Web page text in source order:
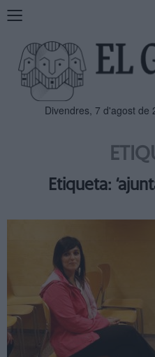
Mostra
navegació
Divendres, 7 d'agost de
Etiqueta: